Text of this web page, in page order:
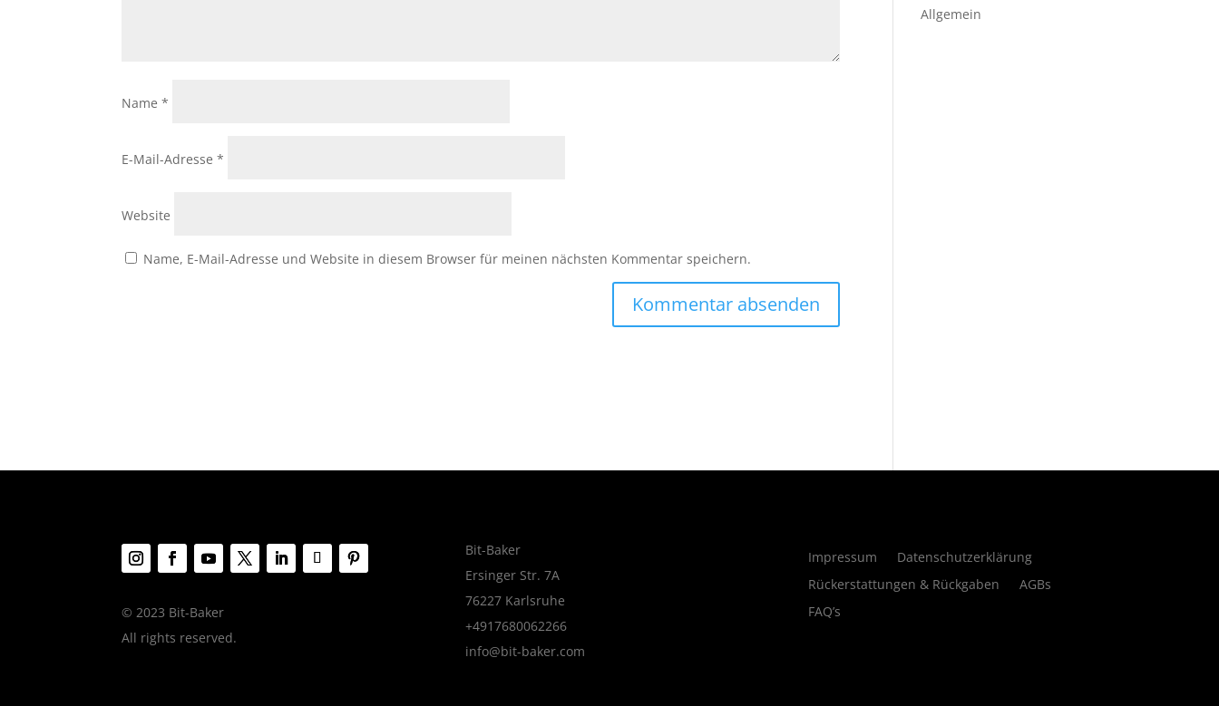
Name*
E-Mail-Adresse*
Website
Name, E-Mail-Adresse und Website in diesem Browser für meinen nächsten Kommentar speichern.
Allgemein
© 2023 Bit-Baker
All rights reserved.
Bit-Baker
Ersinger Str. 7A
76227 Karlsruhe
+4917680062266
info@bit-baker.com
Impressum
Datenschutzerklärung
Rückerstattungen & Rückgaben
AGBs
FAQ’s